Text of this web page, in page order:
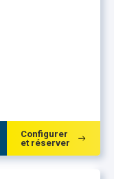
Configurer
et réserver